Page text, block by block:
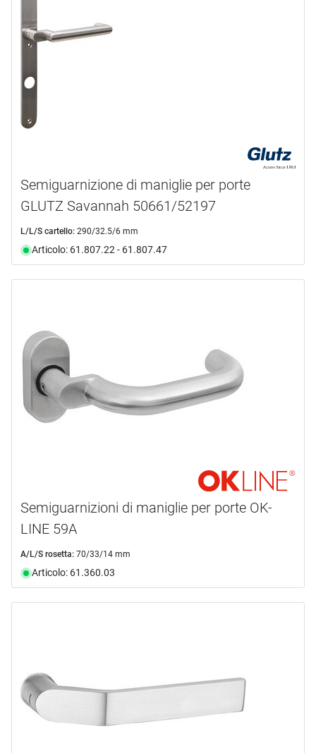
Semiguarnizione di maniglie per porte
GLUTZ Savannah 50661/52197
L/L/S cartello: 290/32.5/6 mm
Articolo: 61.807.22 - 61.807.47
Semiguarnizioni di maniglie per porte OK-
LINE 59A
A/L/S rosetta: 70/33/14 mm
Articolo: 61.360.03